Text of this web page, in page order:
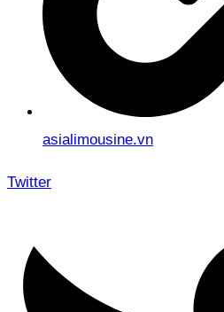
asialimousine.vn
Twitter